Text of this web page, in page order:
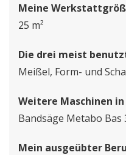
Meine
25 m²
Die drei meist
Meißel, Form- und
Weitere Maschinen
Bandsäge Metabo Bas
Mein ausgeübter